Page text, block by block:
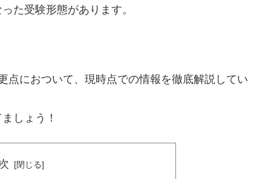
た受験形態があります。
点におついて、現時点での情報を徹底解説してい
しょう！